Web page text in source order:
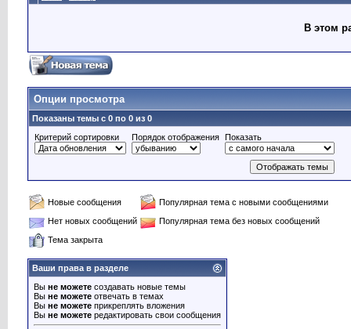
В этом
Опции просмотра
Показаны темы с 0 по 0 из 0
Критерий сортировки
Порядок отображения Показать
Новые сообщения
Популярная тема с новыми сообщениями
Нет новых сообщений
Популярная тема без новых сообщений
Тема закрыта
Ваши права в разделе
Вы не можете создавать новые темы
Вы не можете отвечать в темах
Вы не можете прикреплять вложения
Вы не можете редактировать свои сообщения